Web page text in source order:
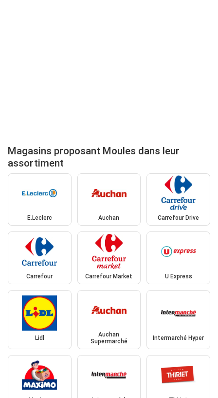
Magasins proposant Moules dans leur
assortiment
E.Leclerc Auchan Carrefour Drive
Carrefour Carrefour Market U Express
Lidl
Auchan
Supermarché
Intermarché Hyper